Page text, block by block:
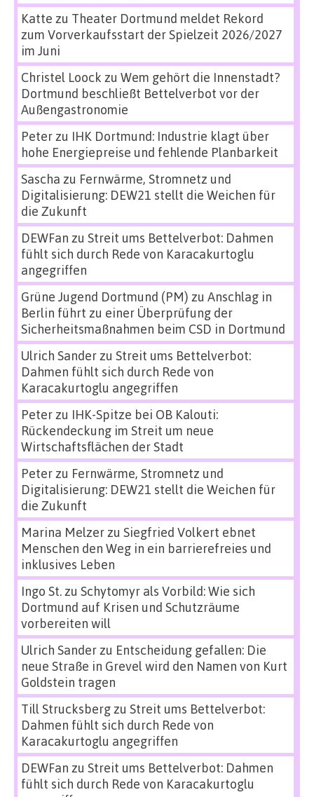
Katte zu Theater Dortmund meldet Rekord
zum Vorverkaufsstart der Spielzeit 2026/2027
im Juni
Christel Loock zu Wem gehört die Innenstadt?
Dortmund beschließt Bettelverbot vor der
Außengastronomie
Peterzu IHK Dortmund: Industrie klagt über
hohe Energiepreise und fehlende Planbarkeit
Sascha zu Fernwärme, Stromnetz und
Digitalisierung: DEW21 stellt die Weichen für
die Zukunft
DEWFan zu Streit ums Bettelverbot: Dahmen
fühlt sich durch Rede von Karacakurtoglu
angegriffen
Grüne Jugend Dortmund (PM) zu Anschlag in
Berlin führt zu einer Überprüfung der
Sicherheitsmaßnahmen beim CSD in Dortmund
Ulrich Sanderzu Streit ums Bettelverbot:
Dahmen fühlt sich durch Rede von
Karacakurtoglu angegriffen
Peterzu IHK-Spitze bei OB Kalouti:
Rückendeckung im Streit um neue
Wirtschaftsflächen der Stadt
Peterzu Fernwärme, Stromnetz und
Digitalisierung: DEW21 stellt die Weichen für
die Zukunft
Marina Melzerzu Siegfried Volkert ebnet
Menschen den Weg in ein barrierefreies und
inklusives Leben
Ingo St.zu Schytomyr als Vorbild: Wie sich
Dortmund auf Krisen und Schutzräume
vorbereiten will
Ulrich Sanderzu Entscheidung gefallen: Die
neue Straße in Grevel wird den Namen von Kurt
Goldstein tragen
Till Strucksbergzu Streit ums Bettelverbot:
Dahmen fühlt sich durch Rede von
Karacakurtoglu angegriffen
DEWFan zu Streit ums Bettelverbot: Dahmen
fühlt sich durch Rede von Karacakurtoglu